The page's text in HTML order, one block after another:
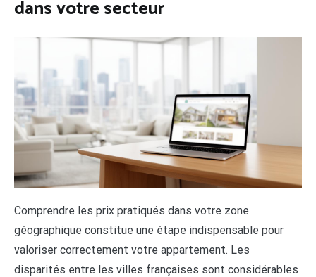
dans votre secteur
Comprendre les prix pratiqués dans votre zone
géographique constitue une étape indispensable pour
valoriser correctement votre appartement. Les
disparités entre les villes françaises sont considérables